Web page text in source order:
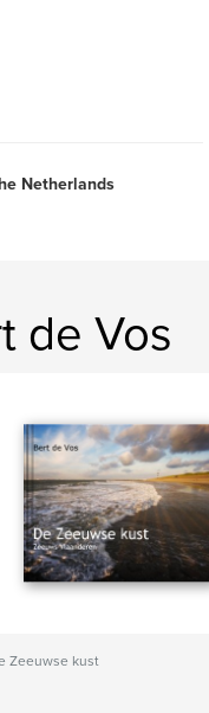
Netherlands
de Vos
Zeeuwse kust